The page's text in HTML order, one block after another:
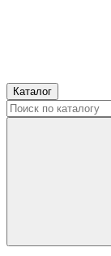
Каталог